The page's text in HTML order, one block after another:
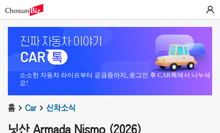
소소한 자동차 라이프부터 궁금증까지, 로그인 후 CAR톡에서 나누세
요!
홈 Car 신차소식
닛산 Armada Nismo (2026)